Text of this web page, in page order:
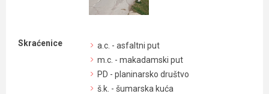
Skraćenice
a.c. - asfaltni put
m.c. - makadamski put
PD - planinarsko društvo
š.k. - šumarska kuća